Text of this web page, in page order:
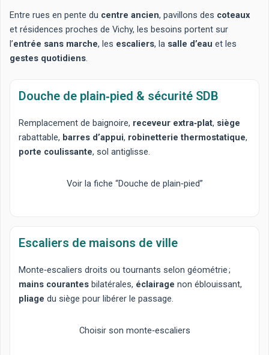
Entre rues en pente du centre ancien, pavillons des coteaux
et résidences proches de Vichy, les besoins portent sur
l’entrée sans marche, les escaliers, la salle d’eau et les
gestes quotidiens.
Douche de plain‑pied & sécurité SDB
Remplacement de baignoire, receveur extra‑plat, siège
rabattable, barres d’appui, robinetterie thermostatique,
porte coulissante, sol antiglisse.
Voir la fiche “Douche de plain‑pied”
Escaliers de maisons de ville
Monte‑escaliers droits outournants selon géométrie ;
mains courantes bilatérales, éclairage non éblouissant,
pliage du siège pour libérer le passage.
Choisir son monte‑escaliers